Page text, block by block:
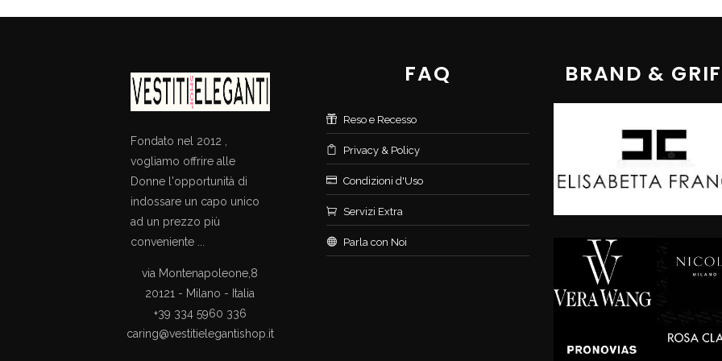
Fondato nel 2012 ,
vogliamo offrire alle
Donne l'opportunità di
indossare un capo unico
ad un prezzo più
conveniente ...
via Montenapoleone,8
20121 - Milano - Italia
+39 334 5960 336
caring@vestitielegantishop.it
FAQ
Reso e Recesso
Privacy & Policy
Condizioni d'Uso
Servizi Extra
Parla con Noi
BRAND &